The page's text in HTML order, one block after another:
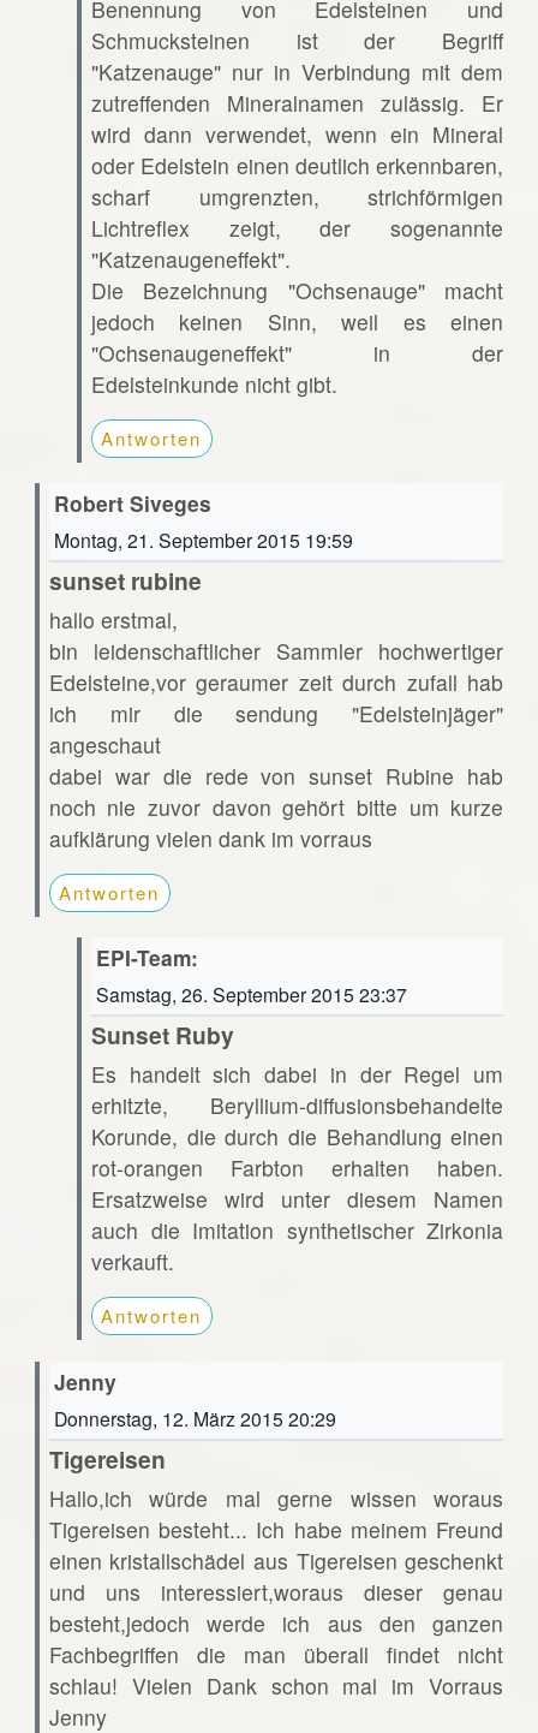
Benennung von Edelsteinen und
Schmucksteinen ist der Begriff
"Katzenauge" nur in Verbindung mit dem
zutreffenden Mineralnamen zulässig. Er
wird dann verwendet, wenn ein Mineral
oder Edelstein einen deutlich erkennbaren,
scharf umgrenzten, strichförmigen
Lichtreflex zeigt, der sogenannte
"Katzenaugeneffekt".
Die Bezeichnung "Ochsenauge" macht
jedoch keinen Sinn, weil es einen
"Ochsenaugeneffekt" in der
Edelsteinkunde nicht gibt.
Antworten
Robert Siveges
Montag, 21. September 2015 19:59
sunset rubine
hallo erstmal,
bin leidenschaftlicher Sammler hochwertiger
Edelsteine,vor geraumer zeit durch zufall hab
ich mir die sendung "Edelsteinjäger"
angeschaut
dabei war die rede von sunset Rubine hab
noch nie zuvor davon gehört bitte um kurze
aufklärung vielen dank im vorraus
Antworten
EPI-Team:
Samstag, 26. September 2015 23:37
Sunset Ruby
Es handelt sich dabei in der Regel um
erhitzte, Beryllium-diffusionsbehandelte
Korunde, die durch die Behandlung einen
rot-orangen Farbton erhalten haben.
Ersatzweise wird unter diesem Namen
auch die Imitation synthetischer Zirkonia
verkauft.
Antworten
Jenny
Donnerstag, 12. März 2015 20:29
Tigereisen
Hallo,ich würde mal gerne wissen woraus
Tigereisen besteht... Ich habe meinem Freund
einen kristallschädel aus Tigereisen geschenkt
und uns interessiert,woraus dieser genau
besteht,jedoch werde ich aus den ganzen
Fachbegriffen die man überall findet nicht
schlau! Vielen Dank schon mal im Vorraus
Jenny